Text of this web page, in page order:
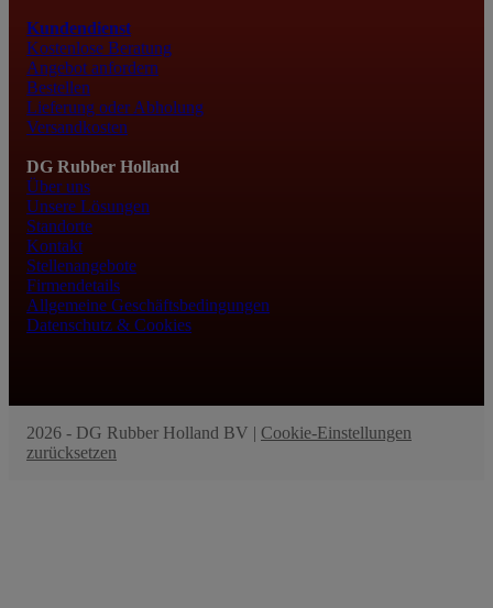
Kundendienst
Kostenlose Beratung
Angebot anfordern
Bestellen
Lieferung oder Abholung
Versandkosten
DG Rubber Holland
Über uns
Unsere Lösungen
Standorte
Kontakt
Stellenangebote
Firmendetails
Allgemeine Geschäftsbedingungen
Datenschutz & Cookies
2026 - DG Rubber Holland BV | Cookie-Einstellungen
zurücksetzen